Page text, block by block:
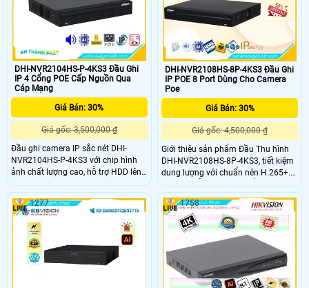
DHI-NVR2104HS-P-4KS3 Đầu Ghi
IP 4 Cổng POE Cấp Nguồn Qua
Cáp Mạng
Giá Bán: 30%
Giá gốc: 3,500,000 ₫
Đầu ghi camera IP sắc nét DHI-
NVR2104HS-P-4KS3 với chip hình
ảnh chất lượng cao, hỗ trợ HDD lên
đến 20TB, và mang lại hình ảnh sắc
nét cả ban đêm. Với 1 HDD, thiết bị
này không chỉ ghi hình chất lượng
mà còn có khả năng đàm thoại 2
chiều thông qua loa và micro tích
hợp. Với hình ảnh chất lượng cao và
công nghệ nén hình H
DHI-NVR2108HS-8P-4KS3 Đầu Ghi
IP POE 8 Port Dùng Cho Camera
Poe
Giá Bán: 30%
Giá gốc: 4,500,000 ₫
Giới thiệu sản phẩm Đầu Thu hình
DHI-NVR2108HS-8P-4KS3, tiết kiệm
dung lượng với chuẩn nén H.265+.
Đầu thu hỗ trợ IP POE, cổng LAN
RJ45 thuận tiện. Chất lượng hình
ảnh siêu sáng và đẹp, xử lý hình ảnh
thiếu sáng tốt
1277 1758